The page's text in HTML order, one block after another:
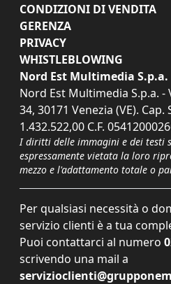
CONDIZIONI DI VENDITA
GERENZA
PRIVACY
WHISTLEBLOWING
Nord Est Multimedia S.p.a.
Nord Est Multimedia S.p.a. -
34, 30171 Venezia (VE). Cap.
1.432.522,00 C.F.
I diritti delle immagini e dei testi
espressamente vietata la loro
mezzo e l'adattamento totale o
Per qualsiasi necessità o
servizio clienti è a tua
Puoi contattarci al numero
scrivendo una mail a